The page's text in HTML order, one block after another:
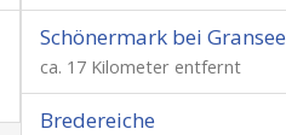
Schönermark bei Gransee
ca. 17 Kilometer entfernt
Bredereiche